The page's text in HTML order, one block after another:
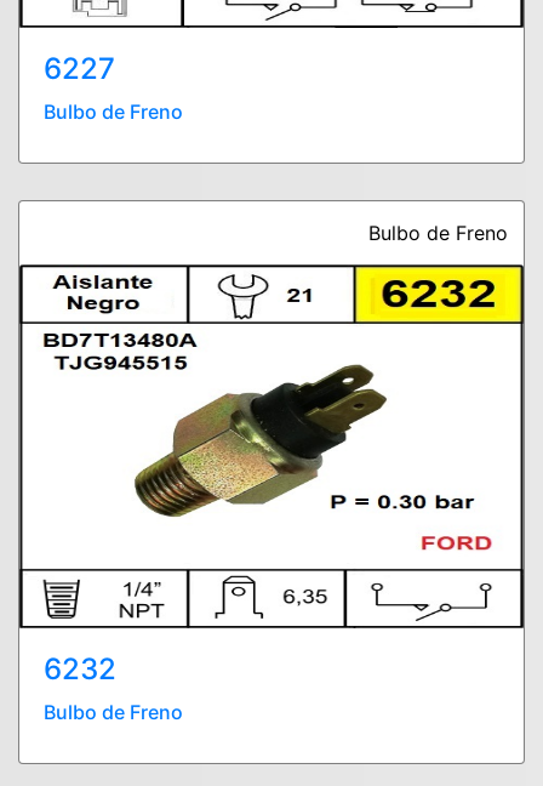
6227
Bulbo de Freno
Bulbo de Freno
6232
Bulbo de Freno